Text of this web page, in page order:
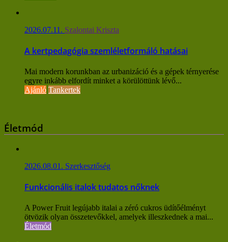
2026.07.11. Szalontai Kriszta
A kertpedagógia szemléletformáló hatásai
Mai modern korunkban az urbanizáció és a gépek térnyerése
egyre inkább elfordít minket a körülöttünk lévő...
Ajánló Tankertek
Életmód
2026.08.01. Szerkesztőség
Funkcionális italok tudatos nőknek
A Power Fruit legújabb italai a zéró cukros üdítőélményt
ötvözik olyan összetevőkkel, amelyek illeszkednek a mai...
Életmód